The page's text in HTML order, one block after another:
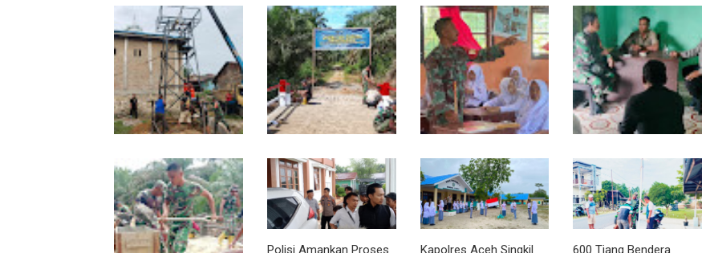
Progres TNI AD
Manunggal Air Dikebut,
Babinsa dan Warga
Dirikan Tower Polytank
di Belegen Mulia
Kodim 0118 Tancap Gas
Rampungkan Finishing
Jembatan Garuda
Melalui Wasbang,
Babinsa Bentuk Karakter
dan Jiwa Patriotisme
Pelajar
Babinsa dan
Bhabinkamtibmas Ajak
Warga Semarakkan HUT
RI ke-81 dengan
Kibarkan Merah Putih
Polisi Amankan Proses Kapolres Aceh Singkil 600 Tiang Bendera